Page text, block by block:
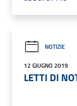
NOTIZIE
12 GIUGNO 2019
LETTI DI